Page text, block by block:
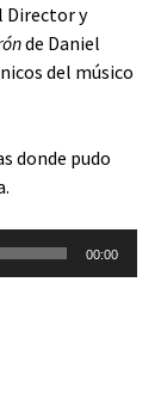
Director y
de Daniel
del músico
donde pudo
00:00